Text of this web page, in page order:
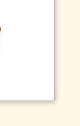
وب